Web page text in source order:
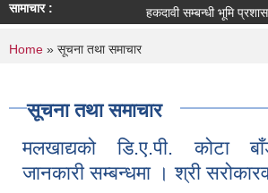
सामाचार : हकदावी सम्बन्धी भूमि
You are here
Home » सूचना तथा समाचार
सूचना तथा समाचार
मलखाद्यको डि.ए.पी. कोटा
जानकारी सम्बन्धमा । श्री